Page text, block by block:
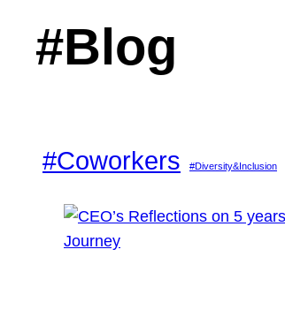
#Blog
#Coworkers #Diversity&Inclusion